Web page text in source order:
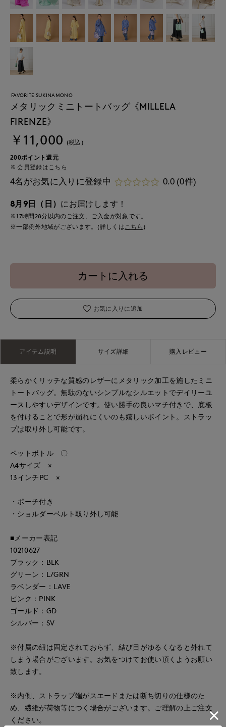
FAVORITE SUKINAMONO
メタリックミニトートバッグ《MILLELA
FIRENZE》
￥11,000 (税込)
200ポイント還元
会員登録は こちら
4名がお気に入りに登録中 0.0 (0件)
8月9日（日） にお届けします！
※17時間28分以内のご注文、ご入金が対象です。
※一部例外地域がございます。(詳しくはこちら )
カートに入れる
お気に入りに追加
アイテム説明 サイズ詳細 購入レビュー
柔らかくリッチな質感のレザーにメタリック加工を施したミニ
トートバッグ。無駄のないシンプルなシルエットでデイリーユ
ースしやすいデザインです。使い勝手の良いマチ付きで、底板
を付けることで形が崩れにくいのも嬉しいポイント。ストラッ
プは取り外し可能です。
ペットボトル 〇
A4サイズ ×
13インチPC ×
・ポーチ付き
・ショルダーベルト取り外し可能
■メーカー表記
10210627
ブラック：BLK
グリーン：L/GRN
ラベンダー：LAVE
ピンク：PINK
ゴールド：GD
シルバー：SV
※付属の紐は固定されておらず、結び目がゆるくなると外れて
しまう場合がございます。お気をつけてお使い頂くようお願い
致します。
※内側、ストラップ端がスエードまたは断ち切りの仕様のた
め、繊維が荷物等につく場合がございます。ご理解の上ご注文
ください。